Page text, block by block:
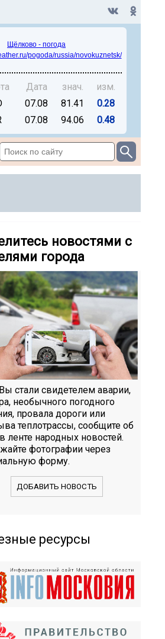
Щёлково - погода
pogoda/russia/novokuznetsk/
Дата знач.
изм.
07.08 81.41
0.28
07.08 94.06 0.48
новостями с
города
стали свидетелем аварии,
необычного погодного
провала дороги или
теплотрассы, сообщите об
ленте народных новостей.
фотографии через
форму.
ДОБАВИТЬ НОВОСТЬ
ресурсы